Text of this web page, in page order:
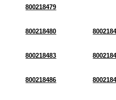
800218479
800218480
800218483
800218486